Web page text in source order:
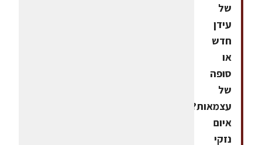
של
עידן
חדש
או
סופה
של
עצמאות?
איום
נזקי